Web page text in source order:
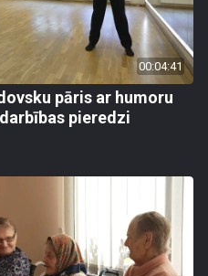
00:04:41
pāris ar humoru
pieredzi